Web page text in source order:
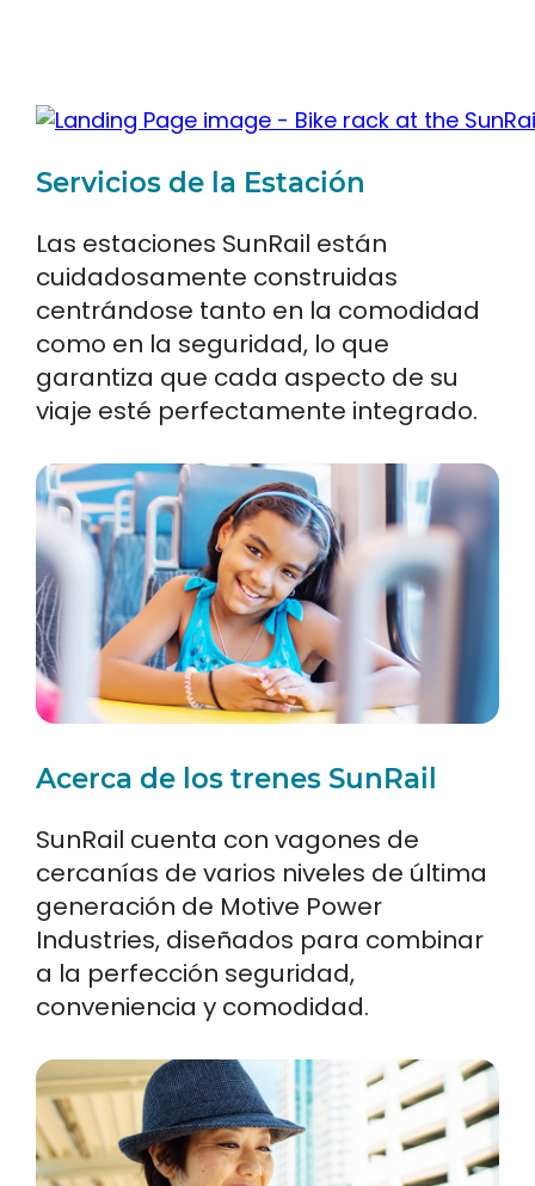
Servicios de la Estación
Las estaciones SunRail están
cuidadosamente construidas
centrándose tanto en la comodidad
como en la seguridad, lo que
garantiza que cada aspecto de su
viaje esté perfectamente integrado.
Acerca de los trenes SunRail
SunRail cuenta con vagones de
cercanías de varios niveles de última
generación de Motive Power
Industries, diseñados para combinar
a la perfección seguridad,
conveniencia y comodidad.